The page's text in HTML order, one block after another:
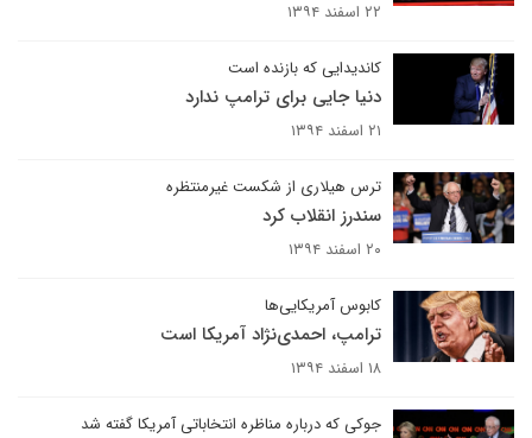
۲۲ اسفند ۱۳۹۴
کاندیدایی که بازنده است
دنیا جایی برای ترامپ ندارد
۲۱ اسفند ۱۳۹۴
ترس هیلاری از شکست غیرمنتظره
سندرز انقلاب کرد
۲۰ اسفند ۱۳۹۴
کابوس آمریکایی‌ها
ترامپ، احمدی‌نژاد آمریکا است
۱۸ اسفند ۱۳۹۴
جوکی که درباره مناظره انتخاباتی آمریکا گفته شد